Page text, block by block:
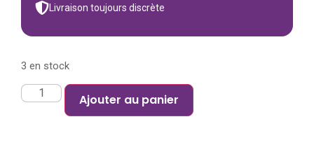
Livraison toujours discrète
3 en stock
Ajouter au panier